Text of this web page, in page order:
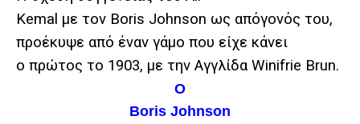
Kemal με τον Boris Johnson ως απόγονός του,
προέκυψε από έναν γάμο που είχε κάνει
ο πρώτος το 1903, με την Αγγλίδα Winifrie Brun.
Ο
Boris Johnson